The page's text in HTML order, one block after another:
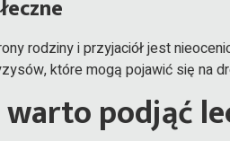
rodziny i przyjaciół jest
które mogą pojawić się na
podjąć